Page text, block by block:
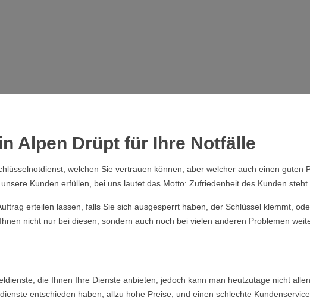
Alpen Drüpt für Ihre Notfälle
welchen Sie vertrauen können, aber welcher auch einen
Kunden erfüllen, bei uns lautet das Motto: Zufriedenheit des Kunden steht
erteilen lassen, falls Sie sich ausgesperrt haben, der Schlüssel klemmt,
nicht nur bei diesen, sondern auch noch bei vielen anderen Problemen
die Ihnen Ihre Dienste anbieten, jedoch kann man heutzutage nicht
entschieden haben, allzu hohe Preise, und einen schlechte